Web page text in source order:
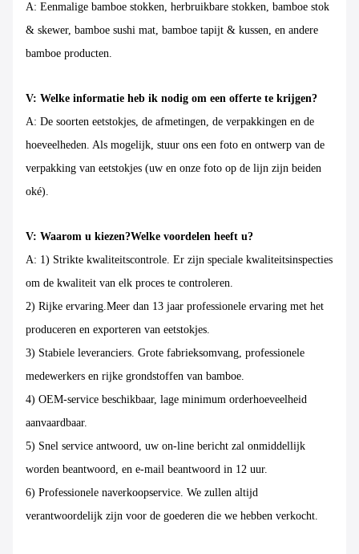
A: Eenmalige bamboe stokken, herbruikbare stokken, bamboe stok
& skewer, bamboe sushi mat, bamboe tapijt & kussen, en andere
bamboe producten.
V: Welke informatie heb ik nodig om een offerte te krijgen?
A: De soorten eetstokjes, de afmetingen, de verpakkingen en de
hoeveelheden. Als mogelijk, stuur ons een foto en ontwerp van de
verpakking van eetstokjes (uw en onze foto op de lijn zijn beiden
oké).
V: Waarom u kiezen?Welke voordelen heeft u?
A: 1) Strikte kwaliteitscontrole. Er zijn speciale kwaliteitsinspecties
om de kwaliteit van elk proces te controleren.
2) Rijke ervaring.Meer dan 13 jaar professionele ervaring met het
produceren en exporteren van eetstokjes.
3) Stabiele leveranciers. Grote fabrieksomvang, professionele
medewerkers en rijke grondstoffen van bamboe.
4) OEM-service beschikbaar, lage minimum orderhoeveelheid
aanvaardbaar.
5) Snel service antwoord, uw on-line bericht zal onmiddellijk
worden beantwoord, en e-mail beantwoord in 12 uur.
6) Professionele naverkoopservice. We zullen altijd
verantwoordelijk zijn voor de goederen die we hebben verkocht.